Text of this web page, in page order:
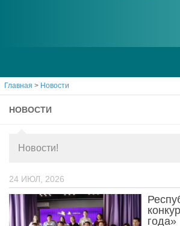
О РГУ СоцТех
Учёный совет
История университета
Сведения об образовательной
Абитуриенту
Главная > Новости
НОВОСТИ
Новости!
24 ИЮЛ, 2026
года»